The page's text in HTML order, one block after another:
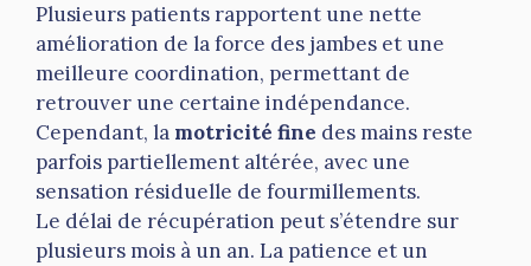
Plusieurs patients rapportent une nette
amélioration de la force des jambes et une
meilleure coordination, permettant de
retrouver une certaine indépendance.
Cependant, la motricité fine des mains reste
parfois partiellement altérée, avec une
sensation résiduelle de fourmillements.
Le délai de récupération peut s’étendre sur
plusieurs mois à un an. La patience et un